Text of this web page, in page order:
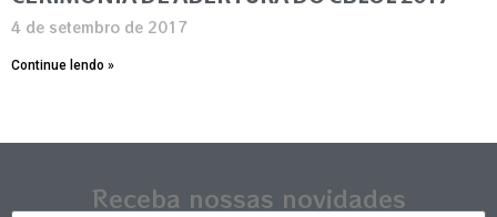
4 de setembro de 2017
Continue lendo »
Receba nossas novidades